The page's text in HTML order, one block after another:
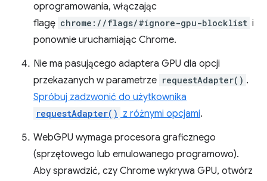
oprogramowania, włączając
flagę chrome://flags/#ignore-gpu-blocklist i
ponownie uruchamiając Chrome.
Nie ma pasującego adaptera GPU dla opcji
przekazanych w parametrze requestAdapter() .
Spróbuj zadzwonić do użytkownika
requestAdapter() z różnymi opcjami.
WebGPU wymaga procesora graficznego
(sprzętowego lub emulowanego programowo).
Aby sprawdzić, czy Chrome wykrywa GPU, otwórz